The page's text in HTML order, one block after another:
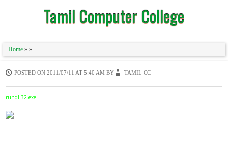
Tamil Computer College
Home » »
POSTED ON 2011/07/11 AT 5:40 AM BY TAMIL CC
rundll32.exe